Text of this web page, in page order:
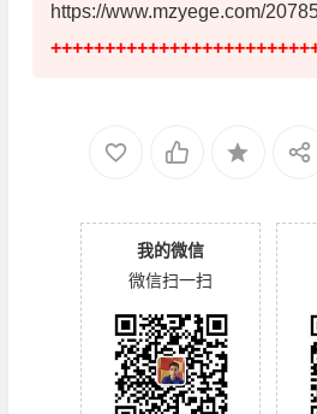
https://www.mzyege.com/
我的微信
微信扫一扫